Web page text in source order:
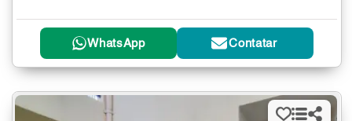
WhatsApp Contatar